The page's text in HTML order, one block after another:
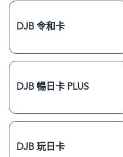
DJB 令和卡
DJB 暢日卡 PLUS
DJB 玩日卡